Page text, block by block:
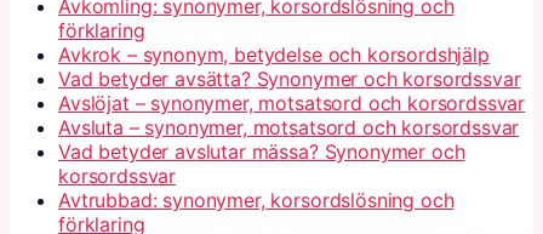
Avkomling: synonymer, korsordslösning och
förklaring
Avkrok – synonym, betydelse och korsordshjälp
Vad betyder avsätta? Synonymer och korsordssvar
Avslöjat – synonymer, motsatsord och korsordssvar
Avsluta – synonymer, motsatsord och korsordssvar
Vad betyder avslutar mässa? Synonymer och
korsordssvar
Avtrubbad: synonymer, korsordslösning och
förklaring